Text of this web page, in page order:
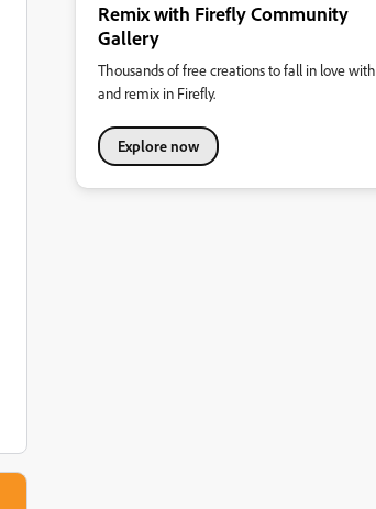
Remix with Firefly Community
Gallery
Thousands of free creations to fall in love with
and remix in Firefly.
Explore now